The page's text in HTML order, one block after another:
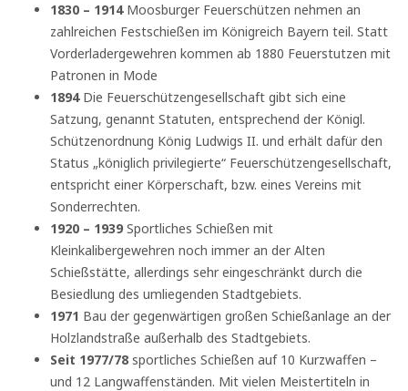
1830 – 1914Moosburger Feuerschützen nehmen an
zahlreichen Festschießen im Königreich Bayern teil. Statt
Vorderladergewehren kommen ab 1880 Feuerstutzen mit
Patronen in Mode
1894Die Feuerschützengesellschaft gibt sich eine
Satzung, genannt Statuten, entsprechend der Königl.
Schützenordnung König Ludwigs II. und erhält dafür den
Status „königlich privilegierte“ Feuerschützengesellschaft,
entspricht einer Körperschaft, bzw. eines Vereins mit
Sonderrechten.
1920 – 1939 Sportliches Schießen mit
Kleinkalibergewehren noch immer an der Alten
Schießstätte, allerdings sehr eingeschränkt durch die
Besiedlung des umliegenden Stadtgebiets.
1971 Bau der gegenwärtigen großen Schießanlage an der
Holzlandstraße außerhalb des Stadtgebiets.
Seit 1977/78 sportliches Schießen auf 10 Kurzwaffen –
und 12 Langwaffenständen. Mit vielen Meistertiteln in